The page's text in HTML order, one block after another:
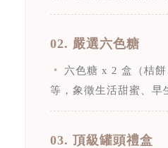
02. 嚴選六色糖
六色糖 x 2 盒（桔
等，象徵生活甜蜜、早
03. 頂級罐頭禮盒